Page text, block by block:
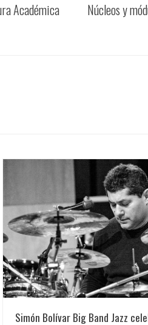
Académica Núcleos y
Simón Bolívar Big Band Jazz